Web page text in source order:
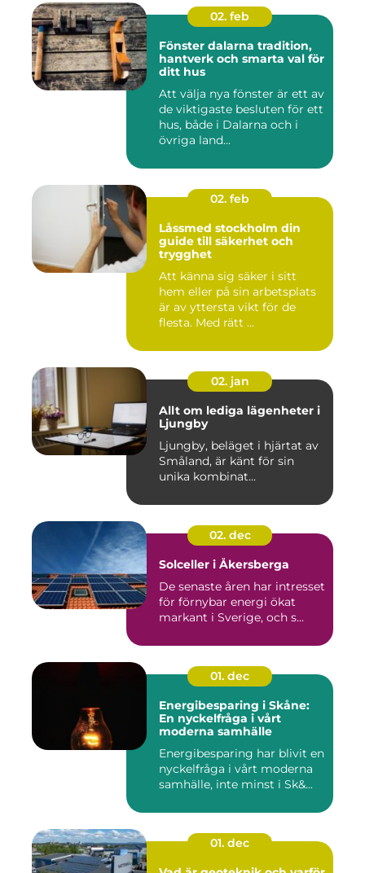
02. feb
Fönster dalarna tradition,
hantverk och smarta val för
ditt hus
Att välja nya fönster är ett av
de viktigaste besluten för ett
hus, både i Dalarna och i
övriga land...
02. feb
Låssmed stockholm din
guide till säkerhet och
trygghet
Att känna sig säker i sitt
hem eller på sin arbetsplats
är av yttersta vikt för de
flesta. Med rätt ...
02. jan
Allt om lediga lägenheter i
Ljungby
Ljungby, beläget i hjärtat av
Småland, är känt för sin
unika kombinat...
02. dec
Solceller i Åkersberga
De senaste åren har intresset
för förnybar energi ökat
markant i Sverige, och s...
01. dec
Energibesparing i Skåne:
En nyckelfråga i vårt
moderna samhälle
Energibesparing har blivit en
nyckelfråga i vårt moderna
samhälle, inte minst i Sk&...
01. dec